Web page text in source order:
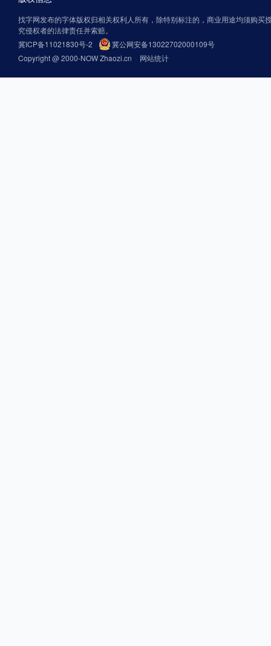
找字网发布的字体版权归相关权利人所有，除特别标注的，商业用途均须购买
究侵权者的法律责任并索赔。
冀ICP备11021830号-2
冀公网安备13022702000109号
Copyright @ 2000-NOW Zhaozi.cn
网站统计